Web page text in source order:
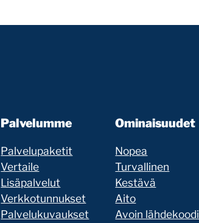
Palvelumme
Palvelupaketit
Vertaile
Lisäpalvelut
Verkkotunnukset
Palvelukuvaukset
Ominaisuudet
Nopea
Turvallinen
Kestävä
Aito
Avoin lähdekoodi